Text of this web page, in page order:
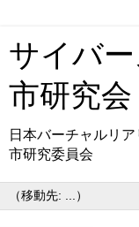
サイバ
市研究会
日本バーチャルリ
市研究委員会